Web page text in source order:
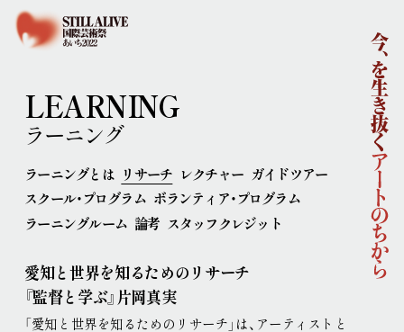
国際芸術祭「あいち2022」企画概要
企画体制
協賛
ニュース
イベント
アーティスト
ラーニング
連携事業
芸術大学連携
舞台芸術公募
連携企画
パートナーシップ
主な会場
LEARNING
ラーニング
ラーニングとは リサーチ レクチャー ガイドツアー
スクール・プログラム ボランティア・プログラム
ラーニングルーム 論考 スタッフクレジット
愛知と世界を知るためのリサーチ
『監督と学ぶ』片岡真実
「愛知と世界を知るためのリサーチ」は、アーティストと